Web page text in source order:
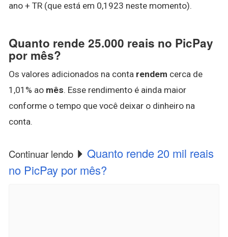
ano + TR (que está em 0,1923 neste momento).
Quanto rende 25.000 reais no PicPay
por mês?
Os valores adicionados na conta rendem cerca de
1,01% ao mês. Esse rendimento é ainda maior
conforme o tempo que você deixar o dinheiro na
conta.
Continuar lendo
Quanto rende 20 mil reais
no PicPay por mês?